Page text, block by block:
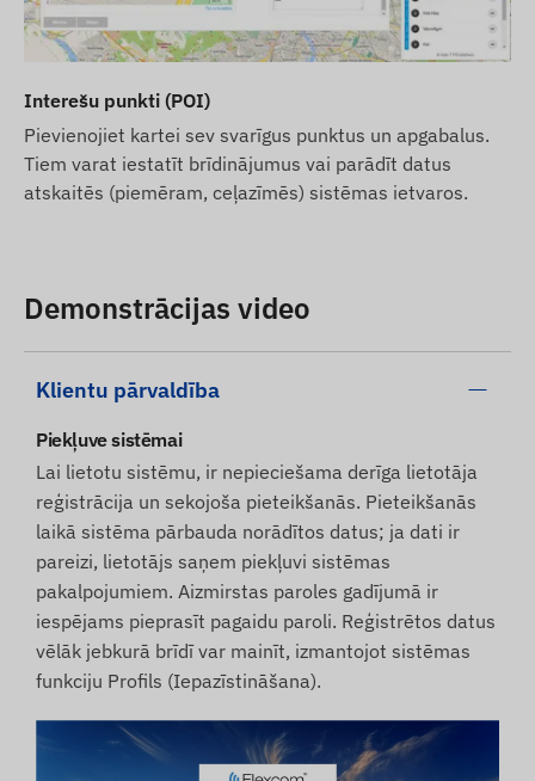
Interešu punkti (POI)
Pievienojiet kartei sev svarīgus punktus un apgabalus.
Tiem varat iestatīt brīdinājumus vai parādīt datus
atskaitēs (piemēram, ceļazīmēs) sistēmas ietvaros.
Demonstrācijas video
Klientu pārvaldība
Piekļuve sistēmai
Lai lietotu sistēmu, ir nepieciešama derīga lietotāja
reģistrācija un sekojoša pieteikšanās. Pieteikšanās
laikā sistēma pārbauda norādītos datus; ja dati ir
pareizi, lietotājs saņem piekļuvi sistēmas
pakalpojumiem. Aizmirstas paroles gadījumā ir
iespējams pieprasīt pagaidu paroli. Reģistrētos datus
vēlāk jebkurā brīdī var mainīt, izmantojot sistēmas
funkciju Profils (Iepazīstināšana).